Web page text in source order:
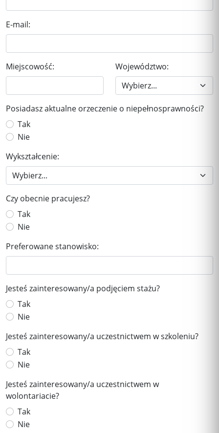
E-mail:
Miejscowość: Województwo:
Posiadasz aktualne orzeczenie o niepełnosprawności?
Tak
Nie
Wykształcenie:
Czy obecnie pracujesz?
Tak
Nie
Preferowane stanowisko:
Jesteś zainteresowany/a podjęciem stażu?
Tak
Nie
Jesteś zainteresowany/a uczestnictwem w szkoleniu?
Tak
Nie
Jesteś zainteresowany/a uczestnictwem w
wolontariacie?
Tak
Nie